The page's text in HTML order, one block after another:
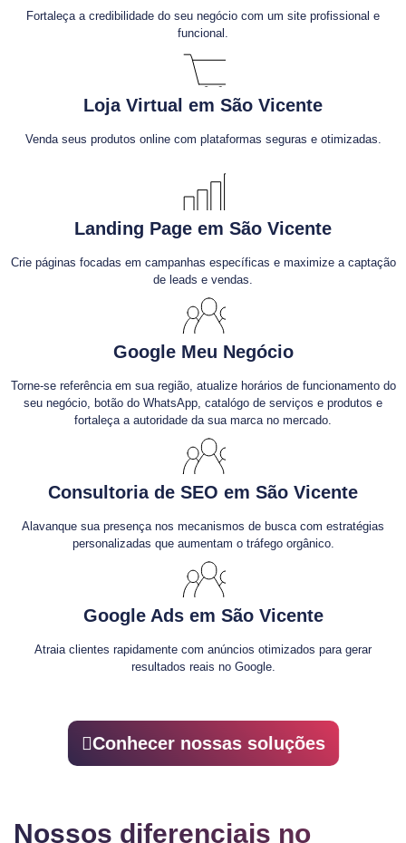
Fortaleça a credibilidade do seu negócio com um site profissional e
funcional.
Loja Virtual em São Vicente
Venda seus produtos online com plataformas seguras e otimizadas.
Landing Page em São Vicente
Crie páginas focadas em campanhas específicas e maximize a captação
de leads e vendas.
Google Meu Negócio
Torne-se referência em sua região, atualize horários de funcionamento do
seu negócio, botão do WhatsApp, catalógo de serviços e produtos e
fortaleça a autoridade da sua marca no mercado.
Consultoria de SEO em São Vicente
Alavanque sua presença nos mecanismos de busca com estratégias
personalizadas que aumentam o tráfego orgânico.
Google Ads em São Vicente
Atraia clientes rapidamente com anúncios otimizados para gerar
resultados reais no Google.
Conhecer nossas soluções
Nossos diferenciais no